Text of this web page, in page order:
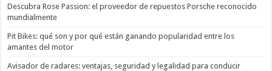
Descubra Rose Passion: el proveedor de repuestos Porsche reconocido
mundialmente
Pit Bikes: qué son y por qué están ganando popularidad entre los
amantes del motor
Avisador de radares: ventajas, seguridad y legalidad para conducir